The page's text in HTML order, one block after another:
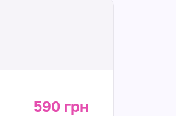
590 грн